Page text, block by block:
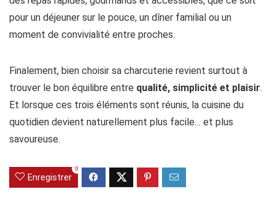
pour un déjeuner sur le pouce, un dîner familial ou un
moment de convivialité entre proches.
Finalement, bien choisir sa charcuterie revient surtout à
trouver le bon équilibre entre qualité, simplicité et plaisir.
Et lorsque ces trois éléments sont réunis, la cuisine du
quotidien devient naturellement plus facile… et plus
savoureuse.
Enregistrer
0